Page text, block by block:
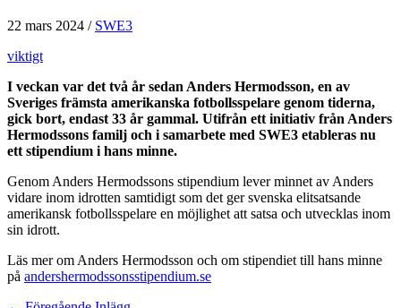
22 mars 2024 / SWE3
viktigt
I veckan var det två år sedan Anders Hermodsson, en av
Sveriges främsta amerikanska fotbollsspelare genom tiderna,
gick bort, endast 33 år gammal. Utifrån ett initiativ från Anders
Hermodssons familj och i samarbete med SWE3 etableras nu
ett stipendium i hans minne.
Genom Anders Hermodssons stipendium lever minnet av Anders
vidare inom idrotten samtidigt som det ger svenska elitsatsande
amerikansk fotbollsspelare en möjlighet att satsa och utvecklas inom
sin idrott.
Läs mer om Anders Hermodsson och om stipendiet till hans minne
på andershermodssonsstipendium.se